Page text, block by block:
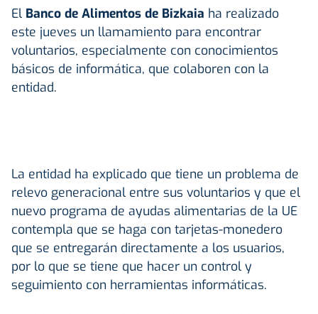
El Banco de Alimentos de Bizkaia ha realizado
este jueves un llamamiento para encontrar
voluntarios, especialmente con conocimientos
básicos de informática, que colaboren con la
entidad.
La entidad ha explicado que tiene un problema de
relevo generacional entre sus voluntarios y que el
nuevo programa de ayudas alimentarias de la UE
contempla que se haga con tarjetas-monedero
que se entregarán directamente a los usuarios,
por lo que se tiene que hacer un control y
seguimiento con herramientas informáticas.